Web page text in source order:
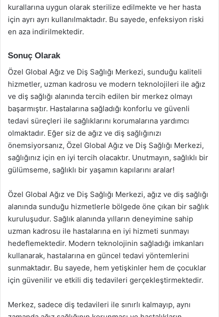
kurallarına uygun olarak sterilize edilmekte ve her hasta
için ayrı ayrı kullanılmaktadır. Bu sayede, enfeksiyon riski
en aza indirilmektedir.
Sonuç Olarak
Özel Global Ağız ve Diş Sağlığı Merkezi, sunduğu kaliteli
hizmetler, uzman kadrosu ve modern teknolojileri ile ağız
ve diş sağlığı alanında tercih edilen bir merkez olmayı
başarmıştır. Hastalarına sağladığı konforlu ve güvenli
tedavi süreçleri ile sağlıklarını korumalarına yardımcı
olmaktadır. Eğer siz de ağız ve diş sağlığınızı
önemsiyorsanız, Özel Global Ağız ve Diş Sağlığı Merkezi,
sağlığınız için en iyi tercih olacaktır. Unutmayın, sağlıklı bir
gülümseme, sağlıklı bir yaşamın kapılarını aralar!
Özel Global Ağız ve Diş Sağlığı Merkezi, ağız ve diş sağlığı
alanında sunduğu hizmetlerle bölgede öne çıkan bir sağlık
kuruluşudur. Sağlık alanında yılların deneyimine sahip
uzman kadrosu ile hastalarına en iyi hizmeti sunmayı
hedeflemektedir. Modern teknolojinin sağladığı imkanları
kullanarak, hastalarına en güncel tedavi yöntemlerini
sunmaktadır. Bu sayede, hem yetişkinler hem de çocuklar
için güvenilir ve etkili diş tedavileri gerçekleştirmektedir.
Merkez, sadece diş tedavileri ile sınırlı kalmayıp, aynı